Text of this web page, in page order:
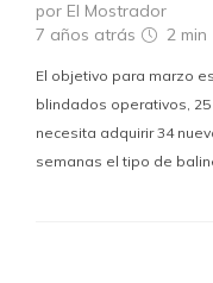
por El Mostrador
7 años atrás
2 min
El objetivo para marzo
blindados operativos,
necesita adquirir 34
semanas el tipo de